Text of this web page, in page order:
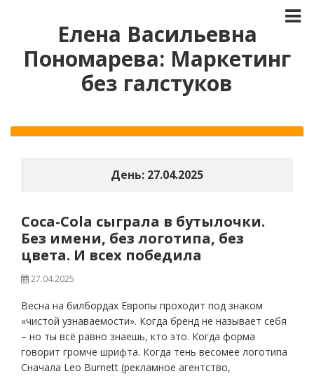
Елена Васильевна
Пономарева: Маркетинг
без галстуков
День: 27.04.2025
Coca-Cola сыграла в бутылочки.
Без имени, без логотипа, без
цвета. И всех победила
27.04.2025
Весна на билбордах Европы проходит под знаком
«чистой узнаваемости». Когда бренд не называет себя
– но ты всё равно знаешь, кто это. Когда форма
говорит громче шрифта. Когда тень весомее логотипа
Сначала Leo Burnett (рекламное агентство,